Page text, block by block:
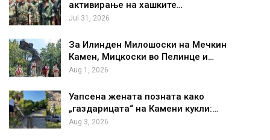
активирање на хашките…
Jul 31, 2026
За Илинден Милошоски на Мечкин
Камен, Мицкоски во Пелинце и…
Aug 1, 2026
Уапсена жената позната како
„газдарицата“ на Камени кукли:…
Aug 3, 2026